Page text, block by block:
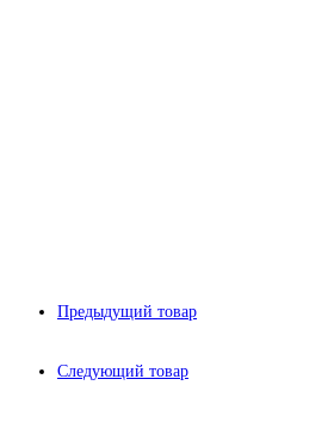
Предыдущий товар
Следующий товар